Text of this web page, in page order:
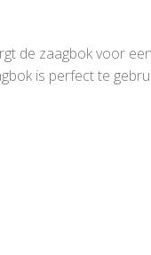
de zaagbok voor
is perfect te